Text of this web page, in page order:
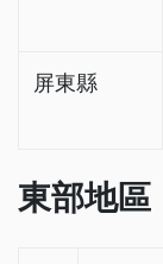
屏東縣
東部地區